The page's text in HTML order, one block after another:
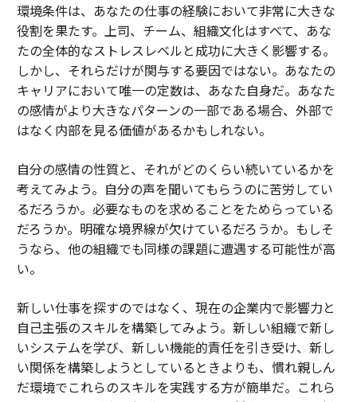
環境条件は、あなたの仕事の経験において非常に大きな
役割を果たす。上司、チーム、組織文化はすべて、あな
たの全体的なストレスレベルと成功に大きく影響する。
しかし、それらだけが関与する要因ではない。あなたの
キャリアにおいて唯一の定数は、あなた自身だ。あなた
の感情がより大きなパターンの一部である場合、外部で
はなく内部を見る価値があるかもしれない。
自分の感情の性質と、それがどのくらい続いているかを
考えてみよう。自分の声を聞いてもらうのに苦労してい
るだろうか。必要なものを求めることをためらっている
だろうか。明確な境界線が欠けているだろうか。もしそ
うなら、他の組織でも同様の課題に遭遇する可能性が高
い。
新しい仕事を探すのではなく、現在の企業内で影響力と
自己主張のスキルを構築してみよう。新しい組織で新し
いシステムを学び、新しい機能的責任を引き受け、新し
い関係を構築しようとしているときよりも、慣れ親しん
だ環境でこれらのスキルを実践する方が簡単だ。これら